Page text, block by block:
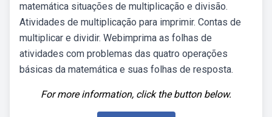
matemática situações de multiplicação e divisão.
Atividades de multiplicação para imprimir. Contas de
multiplicar e dividir. Webimprima as folhas de
atividades com problemas das quatro operações
básicas da matemática e suas folhas de resposta.
For more information, click the button below.